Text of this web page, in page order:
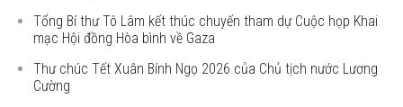
Tổng Bí thư Tô Lâm kết thúc chuyến tham dự Cuộc họp Khai
mạc Hội đồng Hòa bình về Gaza
Thư chúc Tết Xuân Bính Ngọ 2026 của Chủ tịch nước Lương
Cường